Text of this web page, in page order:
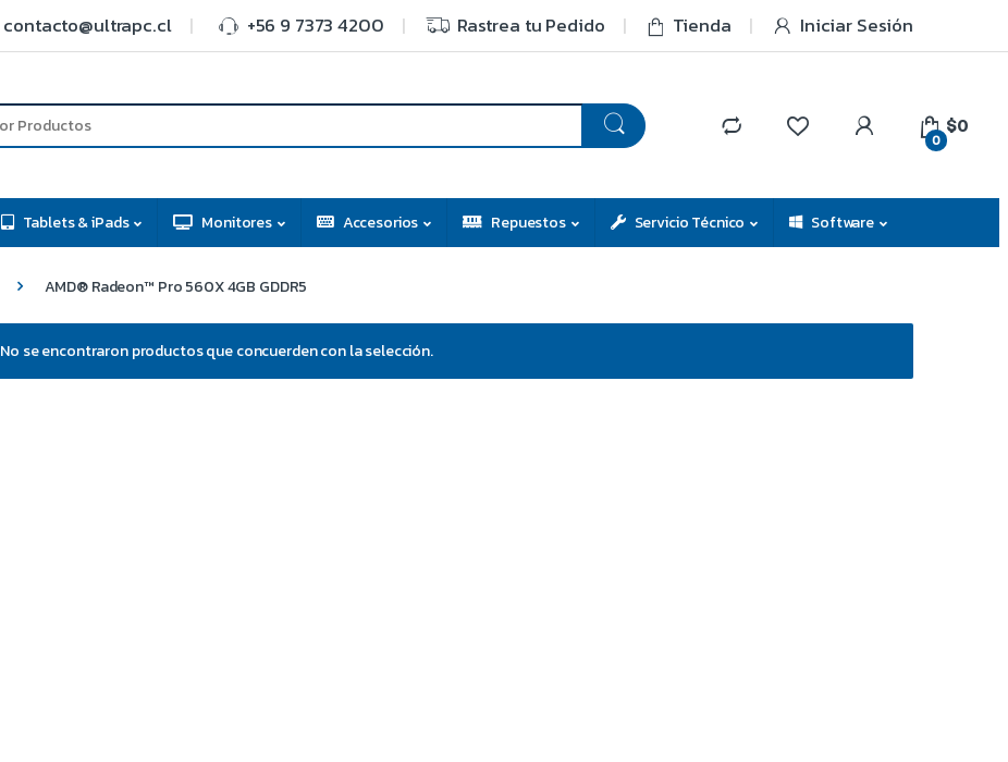
contacto@ultrapc.cl +56 9 7373 4200 Rastrea tu Pedido Tienda Iniciar Sesión
0
$0
Tablets & iPads Monitores Accesorios Repuestos Servicio Técnico Software
AMD® Radeon™ Pro 560X 4GB GDDR5
No se encontraron productos que concuerden con la selección.